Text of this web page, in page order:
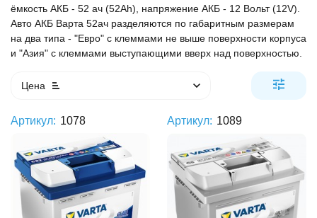
ёмкость АКБ - 52 ач (52Ah), напряжение АКБ - 12 Вольт (12V).
Авто АКБ Варта 52ач разделяются по габаритным размерам
на два типа - "Евро" с клеммами не выше поверхности корпуса
и "Азия" с клеммами выступающими вверх над поверхностью.
Цена
Артикул: 1078 Артикул: 1089